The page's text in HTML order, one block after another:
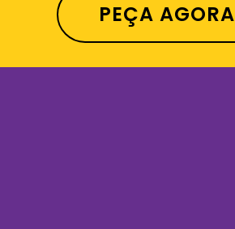
PEÇA AGORA